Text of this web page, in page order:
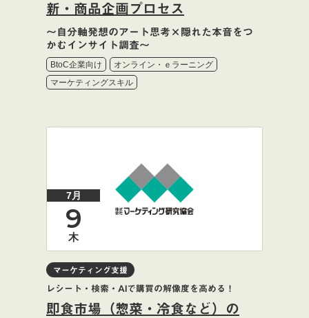
新・商品企画プロセス
〜自分軸発想のアート思考×隠れた本音をつ
かむインサイト調査〜
BtoC企業向け
オンライン・ｅラーニング
マーケティングスキル
7月
9
木
マーケティング支援
レシート・検索・AIで購買の解像度を高める！
即食市場（惣菜・冷食など）の